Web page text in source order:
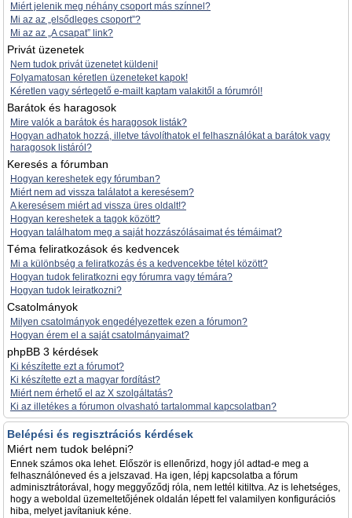
Miért jelenik meg néhány csoport más színnel?
Mi az az „elsődleges csoport”?
Mi az az „A csapat” link?
Privát üzenetek
Nem tudok privát üzenetet küldeni!
Folyamatosan kéretlen üzeneteket kapok!
Kéretlen vagy sértegető e-mailt kaptam valakitől a fórumról!
Barátok és haragosok
Mire valók a barátok és haragosok listák?
Hogyan adhatok hozzá, illetve távolíthatok el felhasználókat a barátok vagy
haragosok listáról?
Keresés a fórumban
Hogyan kereshetek egy fórumban?
Miért nem ad vissza találatot a keresésem?
A keresésem miért ad vissza üres oldalt!?
Hogyan kereshetek a tagok között?
Hogyan találhatom meg a saját hozzászólásaimat és témáimat?
Téma feliratkozások és kedvencek
Mi a különbség a feliratkozás és a kedvencekbe tétel között?
Hogyan tudok feliratkozni egy fórumra vagy témára?
Hogyan tudok leiratkozni?
Csatolmányok
Milyen csatolmányok engedélyezettek ezen a fórumon?
Hogyan érem el a saját csatolmányaimat?
phpBB 3 kérdések
Ki készítette ezt a fórumot?
Ki készítette ezt a magyar fordítást?
Miért nem érhető el az X szolgáltatás?
Ki az illetékes a fórumon olvasható tartalommal kapcsolatban?
Belépési és regisztrációs kérdések
Miért nem tudok belépni?
Ennek számos oka lehet. Először is ellenőrizd, hogy jól adtad-e meg a
felhasználóneved és a jelszavad. Ha igen, lépj kapcsolatba a fórum
adminisztrátorával, hogy meggyőződj róla, nem lettél kitiltva. Az is lehetséges,
hogy a weboldal üzemeltetőjének oldalán lépett fel valamilyen konfigurációs
hiba, melyet javítaniuk kéne.